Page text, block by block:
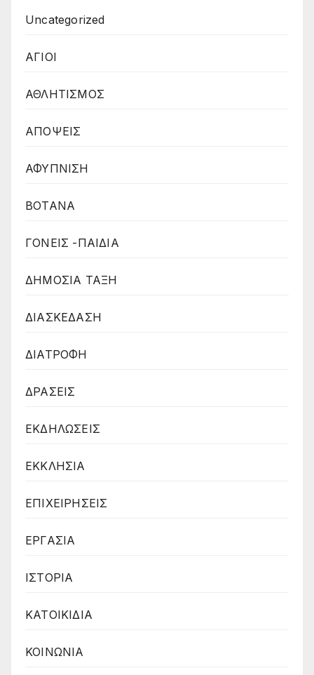
Uncategorized
ΑΓΙΟΙ
ΑΘΛΗΤΙΣΜΟΣ
ΑΠΟΨΕΙΣ
ΑΦΥΠΝΙΣΗ
ΒΟΤΑΝΑ
ΓΟΝΕΙΣ -ΠΑΙΔΙΑ
ΔΗΜΟΣΙΑ ΤΑΞΗ
ΔΙΑΣΚΕΔΑΣΗ
ΔΙΑΤΡΟΦΗ
ΔΡΑΣΕΙΣ
ΕΚΔΗΛΩΣΕΙΣ
ΕΚΚΛΗΣΙΑ
ΕΠΙΧΕΙΡΗΣΕΙΣ
ΕΡΓΑΣΙΑ
ΙΣΤΟΡΙΑ
ΚΑΤΟΙΚΙΔΙΑ
ΚΟΙΝΩΝΙΑ